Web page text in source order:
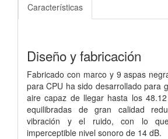
Características
Diseño y fabricación
Fabricado con marco y 9 aspas
para CPU ha sido desarrollado para
aire capaz de llegar hasta los
equilibradas de gran calidad
vibración y el ruido, con lo
imperceptible nivel sonoro de 14 dB.